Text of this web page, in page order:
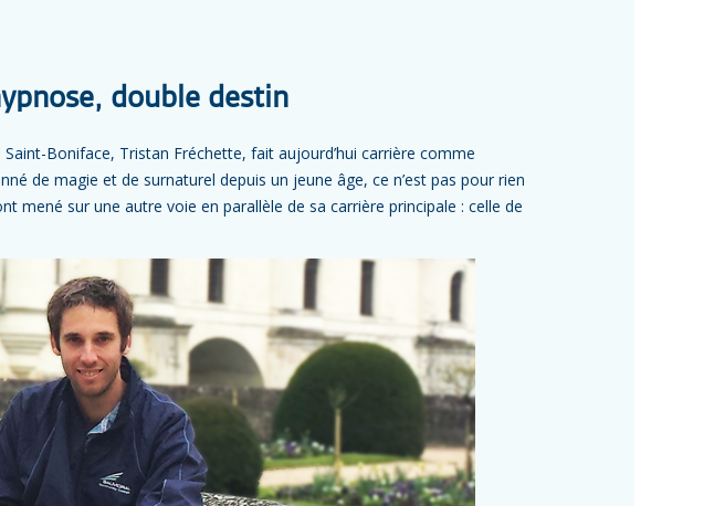
double destin
Saint-Boniface, Tristan Fréchette, fait aujourd’hui carrière comme
de magie et de surnaturel depuis un jeune âge, ce n’est pas pour rien
mené sur une autre voie en parallèle de sa carrière principale : celle de